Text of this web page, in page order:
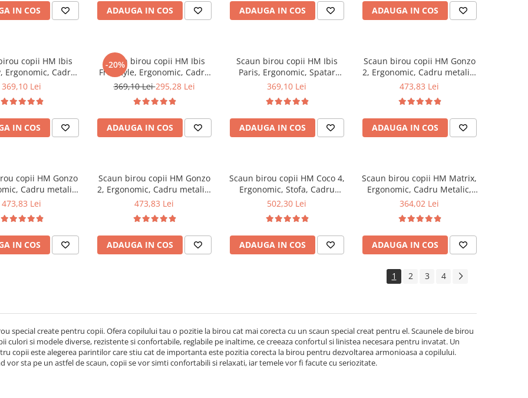
IN COS ADAUGA IN COS ADAUGA IN COS ADAUGA IN COS
copii HM Ibis
Ergonomic, Cadru
Piele ecologica,
Multicolor
369,10 Lei
IN COS
-20%
Scaun birou copii HM Ibis
Freestyle, Ergonomic, Cadru
Metal, Stofa, Inaltime
polipropilena, 100 Kg,
Multicolor
369,10 Lei295,28 Lei
ADAUGA IN COS
Scaun birou copii HM Ibis
Paris, Ergonomic, Spatar
curbat, Cadru Cromat, Stofa,
Multicolor
369,10 Lei
ADAUGA IN COS
Scaun birou copii HM Gonzo
2, Ergonomic, Cadru metalic,
Tapitat cu piele ecologica,
brate, 90 Kg, Alb
473,83 Lei
ADAUGA IN COS
copii HM Gonzo
Cadru metalic,
piele ecologica,
90 Kg, Negru
473,83 Lei
IN COS
Scaun birou copii HM Gonzo
2, Ergonomic, Cadru metalic,
Tapitat cu piele ecologica,
brate, 90 Kg, Roz
473,83 Lei
ADAUGA IN COS
Scaun birou copii HM Coco 4,
Ergonomic, Stofa, Cadru
metalic, Inaltime ajustabila,
deschis
502,30 Lei
ADAUGA IN COS
Scaun birou copii HM Matrix,
Ergonomic, Cadru Metalic,
Stofa/Piele ecologica, Inaltime
364,02 Lei
ADAUGA IN COS
1 2 3 4
special create pentru copii. Ofera copilului tau o pozitie la birou cat mai corecta cu un scaun special creat pentru el. Scaunele de birou
culori si modele diverse, rezistente si confortabile, reglabile pe inaltime, ce creeaza confortul si linistea necesara pentru invatat. Un
copii este alegerea parintilor care stiu cat de importanta este pozitia corecta la birou pentru dezvoltarea armonioasa a copilului.
vor sta pe un astfel de scaun, copii se vor simti confortabili si relaxati, iar temele vor fi facute cu seriozitate.